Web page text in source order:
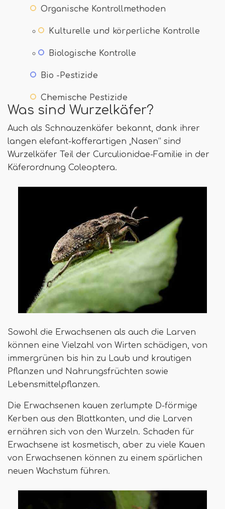
Organische Kontrollmethoden
Kulturelle und körperliche Kontrolle
Biologische Kontrolle
Bio -Pestizide
Chemische Pestizide
Was sind Wurzelkäfer?
Auch als Schnauzenkäfer bekannt, dank ihrer
langen elefant-kofferartigen „Nasen“ sind
Wurzelkäfer Teil der Curculionidae-Familie in der
Käferordnung Coleoptera.
Sowohl die Erwachsenen als auch die Larven
können eine Vielzahl von Wirten schädigen, von
immergrünen bis hin zu Laub und krautigen
Pflanzen und Nahrungsfrüchten sowie
Lebensmittelpflanzen.
Die Erwachsenen kauen zerlumpte D-förmige
Kerben aus den Blattkanten, und die Larven
ernähren sich von den Wurzeln. Schaden für
Erwachsene ist kosmetisch, aber zu viele Kauen
von Erwachsenen können zu einem spärlichen
neuen Wachstum führen.